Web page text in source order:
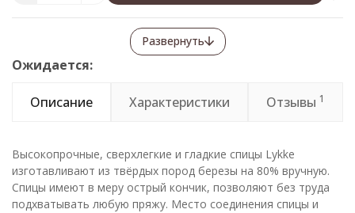
Развернуть
Ожидается:
Описание Характеристики Отзывы 1
Высокопрочные, сверхлегкие и гладкие спицы Lykke
изготавливают из твёрдых пород березы на 80% вручную.
Спицы имеют в меру острый кончик, позволяют без труда
подхватывать любую пряжу. Место соединения спицы и